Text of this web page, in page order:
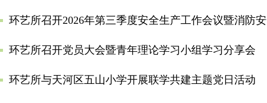
环艺所召开2026年第三季度安全生产工作会议暨消防
环艺所召开党员大会暨青年理论学习小组学习分享会
环艺所与天河区五山小学开展联学共建主题党日活动